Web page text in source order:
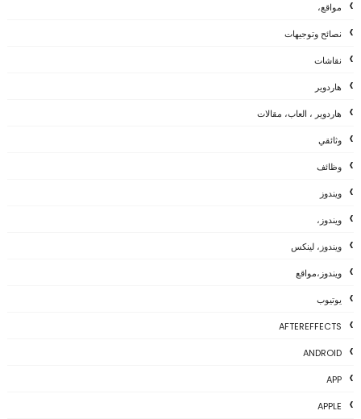
مواقع،
نصائح وتوجيهات
نقاشات
هاردوير
هاردوير ، العاب، مقالات
وثائقي
وظائف
ويندوز
ويندوز،
ويندوز، لينكس
ويندوز،مواقع
يوتيوب
AFTEREFFECTS
ANDROID
APP
APPLE